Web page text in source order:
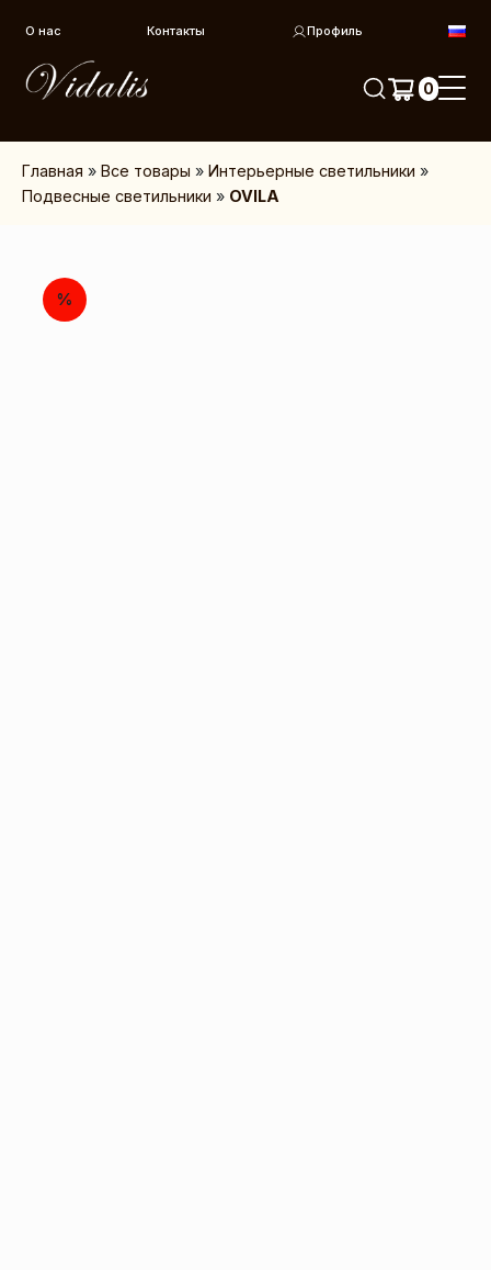
О нас Контакты Профиль
0
Главная »Все товары »Интерьерные светильники »
Подвесные светильники » OVILA
%